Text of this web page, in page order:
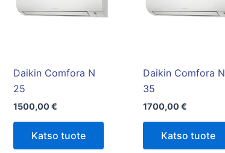
Daikin Comfora N
25
1500,00€
Katso tuote
Daikin Comfora N
35
1700,00€
Katso tuote